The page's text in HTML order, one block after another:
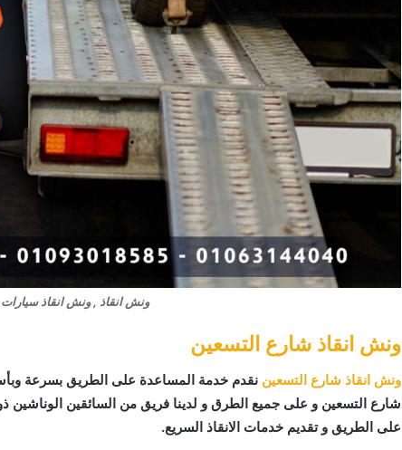
ونش انقاذ , ونش انقاذ سيارات
ونش انقاذ شارع التسعين
ونش انقاذ شارع التسعين نقدم خدمة المساعدة على الطريق بسرعة
شارع التسعين و على جميع الطرق و لدينا فريق من السائقين الوناشين
على الطريق و تقديم خدمات الانقاذ السريع.